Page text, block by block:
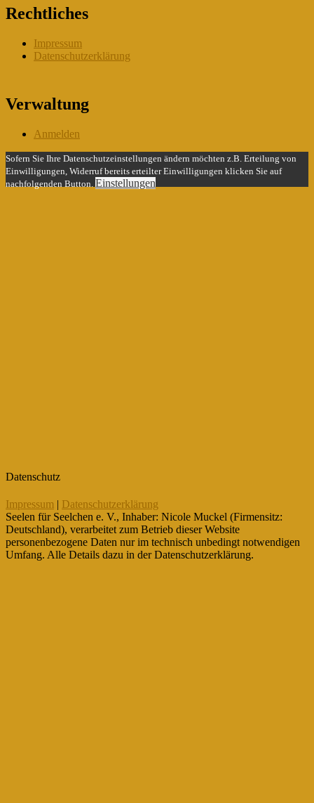
Rechtliches
Impressum
Datenschutzerklärung
Verwaltung
Anmelden
Sofern Sie Ihre Datenschutzeinstellungen ändern möchten z.B. Erteilung von
Einwilligungen, Widerruf bereits erteilter Einwilligungen klicken Sie auf
nachfolgenden Button. Einstellungen
Datenschutz
Impressum | Datenschutzerklärung
Seelen für Seelchen e. V., Inhaber: Nicole Muckel (Firmensitz:
Deutschland), verarbeitet zum Betrieb dieser Website
personenbezogene Daten nur im technisch unbedingt notwendigen
Umfang. Alle Details dazu in der Datenschutzerklärung.